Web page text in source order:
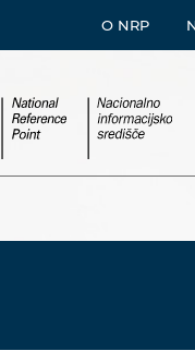
O NRP